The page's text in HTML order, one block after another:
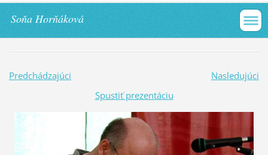
Soňa Horňáková
Predchádzajúci
Nasledujúci
Spustiť prezentáciu